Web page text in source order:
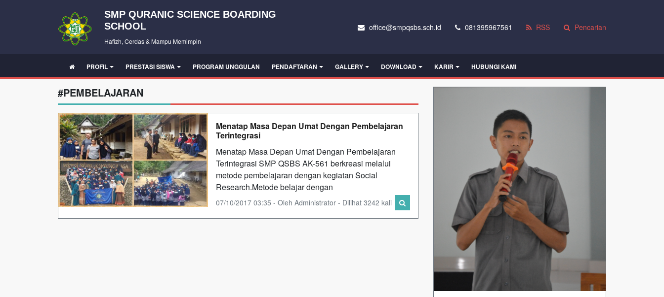
SMP QURANIC SCIENCE BOARDING
SCHOOL
Hafizh, Cerdas & Mampu Memimpin
office@smpqsbs.sch.id 081395967561 RSS Pencarian
PROFIL PRESTASI SISWA PROGRAM UNGGULAN PENDAFTARAN GALLERY DOWNLOAD KARIR HUBUNGI KAMI
#PEMBELAJARAN
Menatap Masa Depan Umat Dengan Pembelajaran
Terintegrasi
Menatap Masa Depan Umat Dengan Pembelajaran
Terintegrasi SMP QSBS AK-561 berkreasi melalui
metode pembelajaran dengan kegiatan Social
Research.Metode belajar dengan
07/10/2017 03:35 - Oleh Administrator - Dilihat 3242 kali